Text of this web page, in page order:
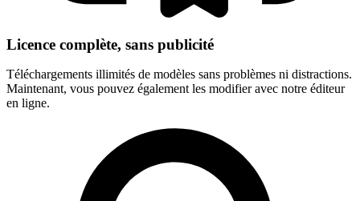
Licence complète, sans publicité
Téléchargements illimités de modèles sans problèmes ni distractions.
Maintenant, vous pouvez également les modifier avec notre éditeur
en ligne.